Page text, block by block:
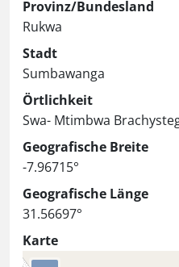
Provinz/Bundesland
Rukwa
Stadt
Sumbawanga
Örtlichkeit
Swa- Mtimbwa
Geografische Breite
-7.96715°
Geografische Länge
31.56697°
Karte